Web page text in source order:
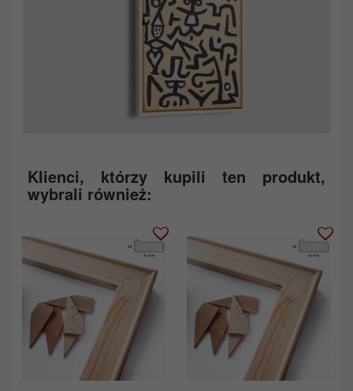
Klienci, którzy kupili ten produkt,
wybrali również: